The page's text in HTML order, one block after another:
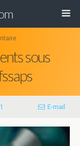
sous
E-mail